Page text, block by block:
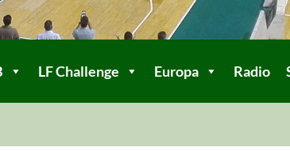
LF Challenge Europa Radio